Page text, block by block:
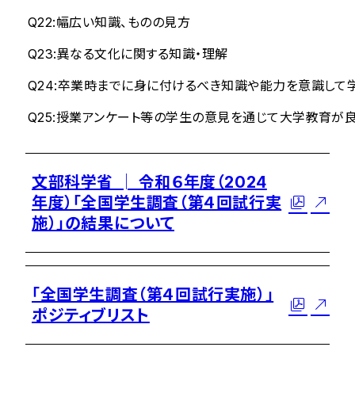
Q22:幅広い知識、ものの見方
Q23:異なる文化に関する知識・理解
Q24:卒業時までに身に付けるべき知識や能力を意識して
Q25:授業アンケート等の学生の意見を通じて大学教育が良
文部科学省 │ 令和６年度（2024
年度）「全国学生調査（第４回試行実
施）」の結果について
「全国学生調査（第４回試行実施）」
ポジティブリスト